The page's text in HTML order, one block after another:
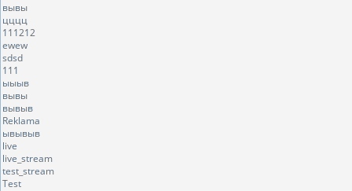
вывы
цццц
111212
ewew
sdsd
111
ыыыв
вывы
вывыв
Reklama
ывывыв
live
live_stream
test_stream
Test